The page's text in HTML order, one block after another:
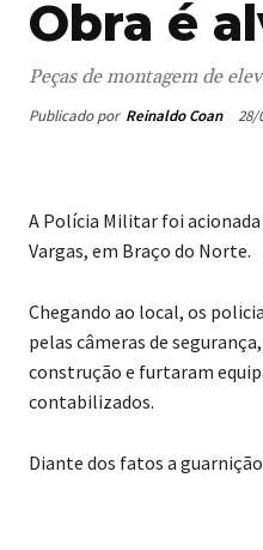
Obra é
Peças de montagem de
Publicado por Reinaldo Coan 28/
A Polícia Militar foi
Vargas, em Braço do Norte.
Chegando ao local, os
pelas câmeras de
construção e furtaram
contabilizados.
Diante dos fatos a